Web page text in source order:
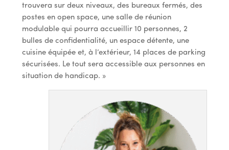
trouvera sur deux niveaux, des bureaux fermés, des
postes en open space, une salle de réunion
modulable qui pourra accueillir 10 personnes, 2
bulles de confidentialité, un espace détente, une
cuisine équipée et, à l’extérieur, 14 places de parking
sécurisées. Le tout sera accessible aux personnes en
situation de handicap. »